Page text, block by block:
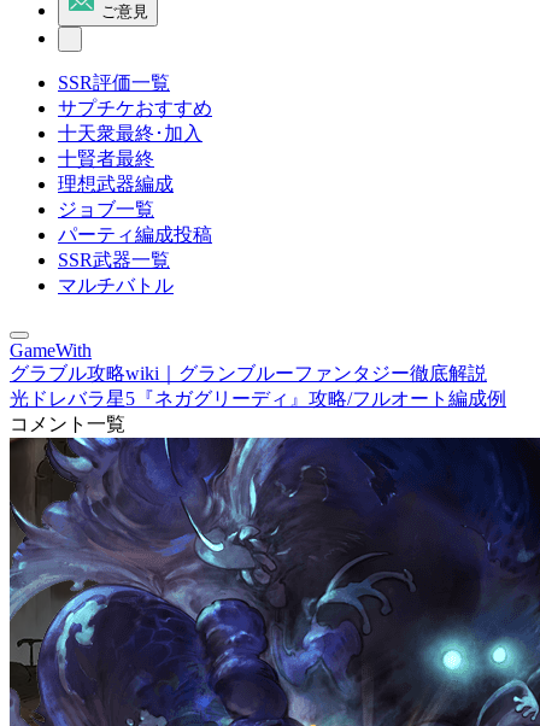
ご意見
SSR評価一覧
サプチケおすすめ
十天衆最終･加入
十賢者最終
理想武器編成
ジョブ一覧
パーティ編成投稿
SSR武器一覧
マルチバトル
GameWith
グラブル攻略wiki｜グランブルーファンタジー徹底解説
光ドレバラ星5『ネガグリーディ』攻略/フルオート編成例
コメント一覧